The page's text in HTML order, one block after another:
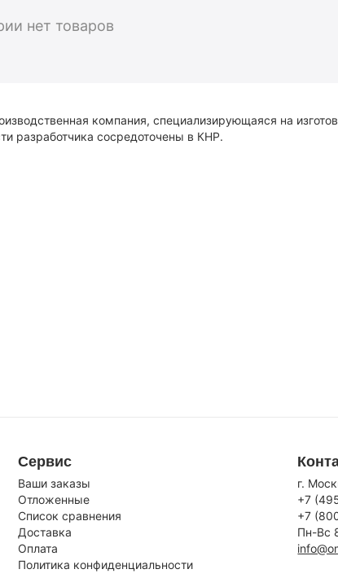
компания, специализирующаяся на
разработчика сосредоточены в КНР.
нет товаров
Сервис
Ваши заказы
Отложенные
Список сравнения
Доставка
Оплата
Политика конфиденциальности
г.
+7
+7
Пн-Вс